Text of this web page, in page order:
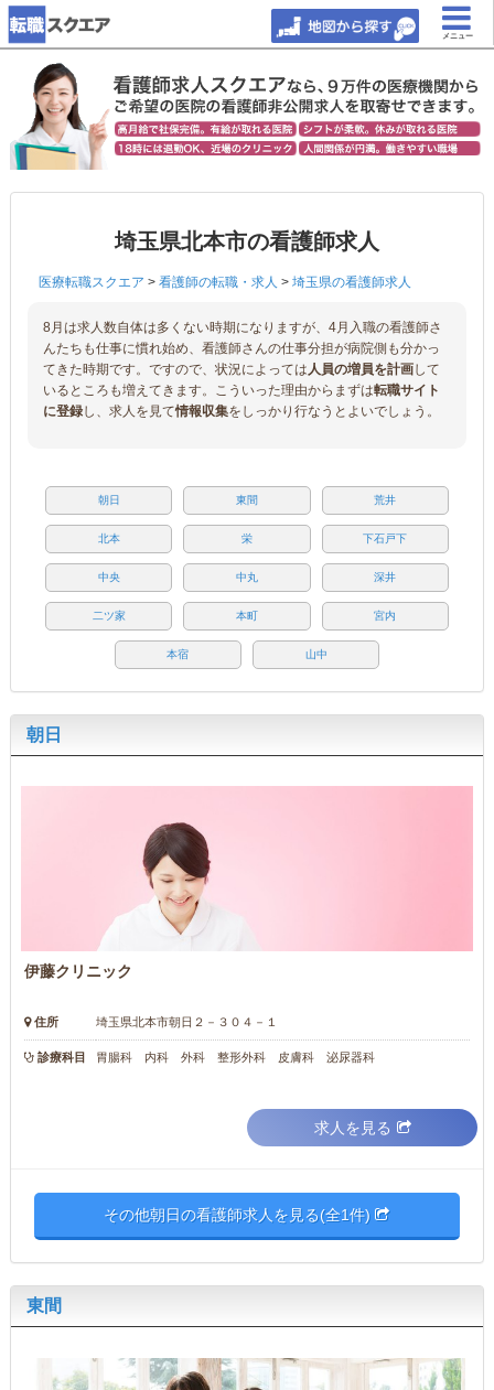
メニュー
埼玉県北本市の看護師求人
医療転職スクエア > 看護師の転職・求人 > 埼玉県の看護師求人
8月は求人数自体は多くない時期になりますが、4月入職の看護師さ
んたちも仕事に慣れ始め、看護師さんの仕事分担が病院側も分かっ
てきた時期です。ですので、状況によっては人員の増員を計画して
いるところも増えてきます。こういった理由からまずは転職サイト
に登録し、求人を見て情報収集をしっかり行なうとよいでしょう。
朝日 東間 荒井
北本 栄 下石戸下
中央 中丸 深井
二ツ家 本町 宮内
本宿 山中
朝日
伊藤クリニック
住所 埼玉県北本市朝日２－３０４－１
診療科目 胃腸科 内科 外科 整形外科 皮膚科 泌尿器科
求人を見る
その他朝日の看護師求人を見る(全1件)
東間